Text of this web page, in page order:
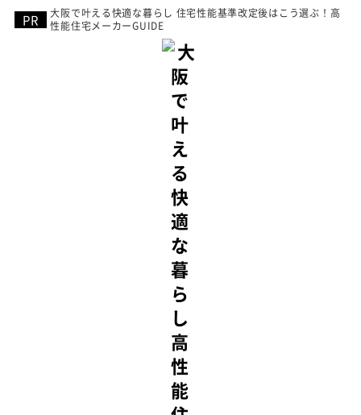
大阪で叶える快適な暮らし 住宅性能基準改定後はこう選ぶ！高
性能住宅メーカーGUIDE